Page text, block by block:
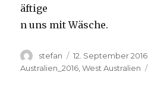
äftige
n uns mit Wäsche.
Autor
stefan
Veröffentlicht
am
12. September 2016
Australien_2016 ,West Australien